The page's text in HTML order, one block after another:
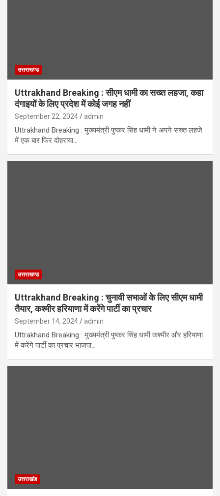
उत्तराखण्ड
Uttrakhand Breaking : सीएम धामी का सख्त लहजा, कहा
दंगाइयों के लिए प्रदेश में कोई जगह नहीं
September 22, 2024 admin
Uttrakhand Breaking : मुख्यमंत्री पुष्कर सिंह धामी ने अपने सख्त लहजे
में एक बार फिर दोहराया…
उत्तराखण्ड
Uttrakhand Breaking : चुनावी सभाओं के लिए सीएम धामी
तैयार, कश्मीर हरियाणा में करेंगे पार्टी का प्रचार
September 14, 2024 admin
Uttrakhand Breaking : मुख्यमंत्री पुष्कर सिंह धामी कश्मीर और हरियाणा
में करेंगे पार्टी का प्रचार भाजपा…
उत्तराखंड